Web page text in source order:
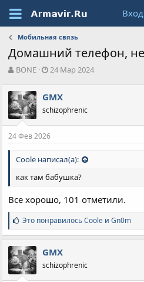
Вход
Мобильная связь
Домашний телефон,
А
т
о
р
т
е
ы
BONE
Д
а
н
ч
л
а
24 Мар 2024
GMX
schizophrenic
24 Фев 2026
Coole написал(а):
как там бабушка?
Все хорошо, 101 отметили.
С
и
м
п
а
т
и
Это понравилосьCoole иGn0m
GMX
schizophrenic